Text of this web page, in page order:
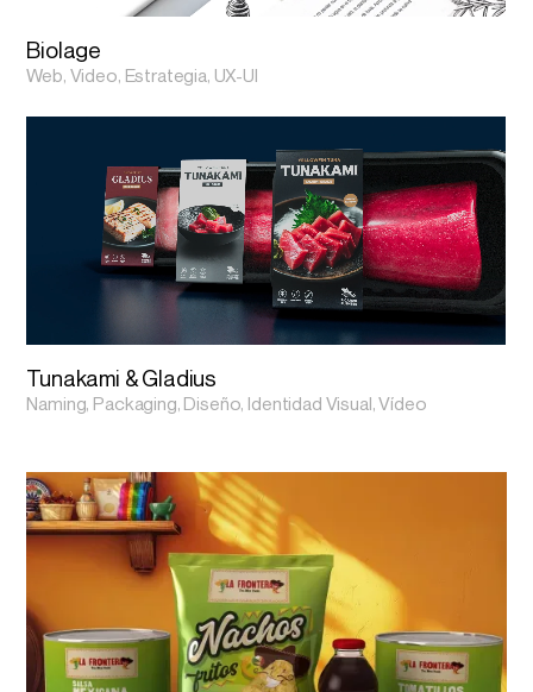
Biolage
Web, Video, Estrategia, UX-UI
Tunakami & Gladius
Naming, Packaging, Diseño, Identidad Visual, Vídeo